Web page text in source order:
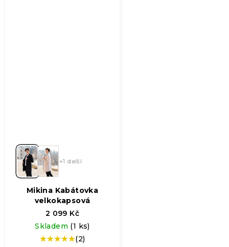
+1 další
Mikina Kabátovka
velkokapsová
2 099 Kč
Skladem (1 ks)
Průměrné(2)